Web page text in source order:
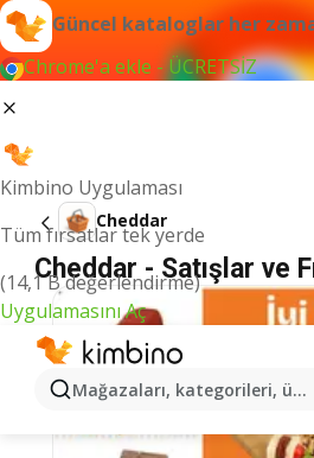
Güncel kataloglar her
Chrome'a ekle - ÜCRETSİZ
Kimbino Uygulaması
Tüm fırsatlar tek yerde
(14,1 B değerlendirme)
Uygulamasını Aç
Mağazaları, kategorileri,
Cheddar
Cheddar - Satışlar ve